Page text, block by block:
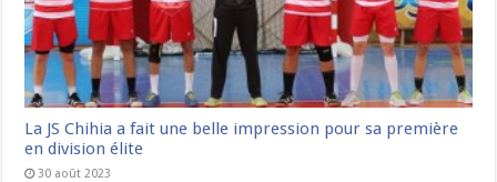
La JS Chihia a fait une belle impression pour sa première
en division élite
30 août 2023